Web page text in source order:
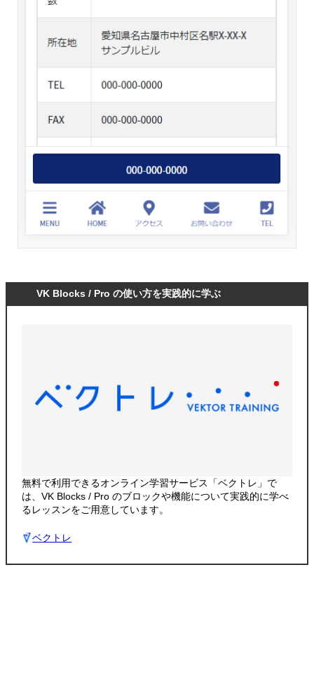
VK Blocks / Pro の使い方を実践的に学ぶ
無料で利用できるオンライン学習サービス「ベクトレ」で
は、VK Blocks / Pro のブロックや機能について実践的に学べ
るレッスンをご用意しています。
ベクトレ